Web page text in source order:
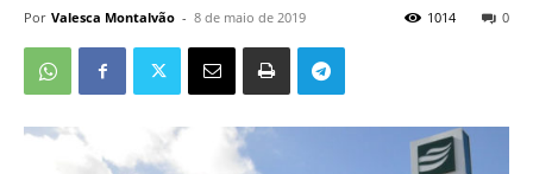
Por Valesca Montalvão - 8 de maio de 2019 0
1014